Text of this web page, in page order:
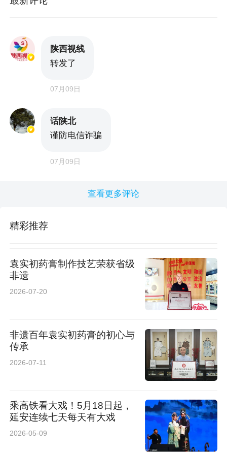
陕西视线
转发了
07月09日
话陕北
谨防电信诈骗
07月09日
查看更多评论
精彩推荐
袁实初药膏制作技艺荣获省级
非遗
2026-07-20
非遗百年袁实初药膏的初心与
传承
2026-07-11
乘高铁看大戏！5月18日起，
延安连续七天每天有大戏
2026-05-09